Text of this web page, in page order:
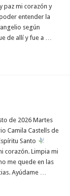
paz mi corazón y
entender la
según
de allí y fue a …
de 2026 Martes
Camila Castells de
Santo
corazón. Limpia mi
me quede en las
Ayúdame …